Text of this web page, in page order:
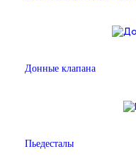
Донные клапана
Пьедесталы